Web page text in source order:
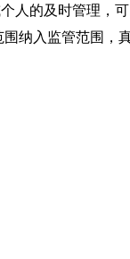
的及时管理，
纳入监管范围，